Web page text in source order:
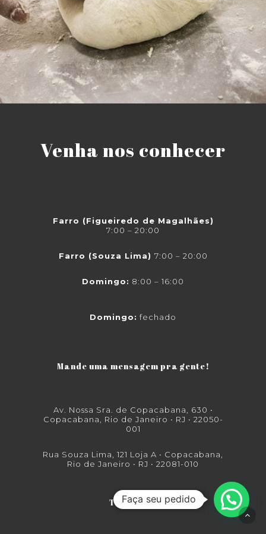
Venha nos conhecer
Farro (Figueiredo de Magalhães)
7:00 – 20:00
Farro (Souza Lima) 7:00 – 20:00
Domingo: 8:00 – 16:00
Domingo: fechado
Mande uma mensagem pra gente!
Av. Nossa Sra. de Copacabana, 630 •
Copacabana, Rio de Janeiro • RJ • 22050-
001
Rua Souza Lima, 121 Loja A • Copacabana,
Rio de Janeiro • RJ • 22081-010
Telefones: